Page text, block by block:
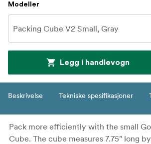
Modeller
Legg i handlevogn
Beskrivelse Tekniske spesifikasjoner
Pack more efficiently with the small
Cube. The cube measures 7.75" long